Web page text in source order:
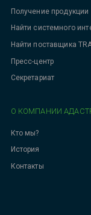
Получение продукции
Найти системного
Найти поставщика
Пресс-центр
Секретариат
О КОМПАНИИ
Кто мы?
История
Контакты